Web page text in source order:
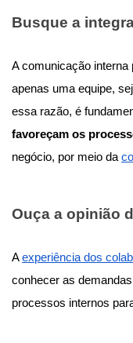
Busque a
A comunicação
apenas uma equipe,
essa razão, é
favoreçam os
negócio, por meio da
Ouça a opinião
Aexperiência dos
conhecer as
processos internos